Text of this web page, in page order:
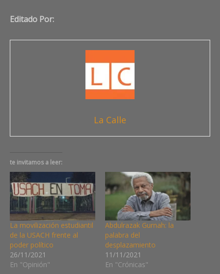
Editado Por:
La Calle
te invitamos a leer:
La movilización estudiantil
de la USACH frente al
poder político
26/11/2021
En "Opinión"
Abdulrazak Gurnah: la
palabra del
desplazamiento
11/11/2021
En "Crónicas"